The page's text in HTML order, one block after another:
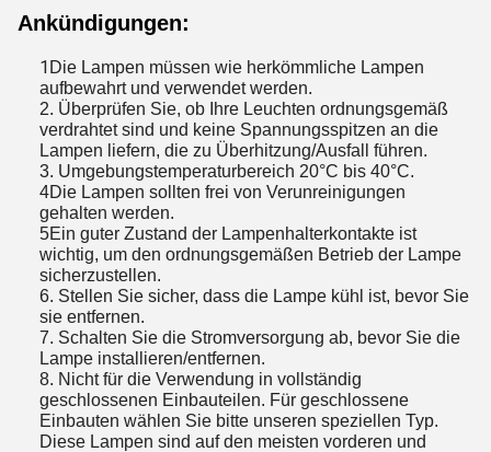
Ankündigungen:
1 Die Lampen müssen wie herkömmliche Lampen
aufbewahrt und verwendet werden.
2. Überprüfen Sie, ob Ihre Leuchten ordnungsgemäß
verdrahtet sind und keine Spannungsspitzen an die
Lampen liefern, die zu Überhitzung/Ausfall führen.
3. Umgebungstemperaturbereich 20°C bis 40°C.
4Die Lampen sollten frei von Verunreinigungen
gehalten werden.
5Ein guter Zustand der Lampenhalterkontakte ist
wichtig, um den ordnungsgemäßen Betrieb der Lampe
sicherzustellen.
6. Stellen Sie sicher, dass die Lampe kühl ist, bevor Sie
sie entfernen.
7. Schalten Sie die Stromversorgung ab, bevor Sie die
Lampe installieren/entfernen.
8. Nicht für die Verwendung in vollständig
geschlossenen Einbauteilen. Für geschlossene
Einbauten wählen Sie bitte unseren speziellen Typ.
Diese Lampen sind auf den meisten vorderen und